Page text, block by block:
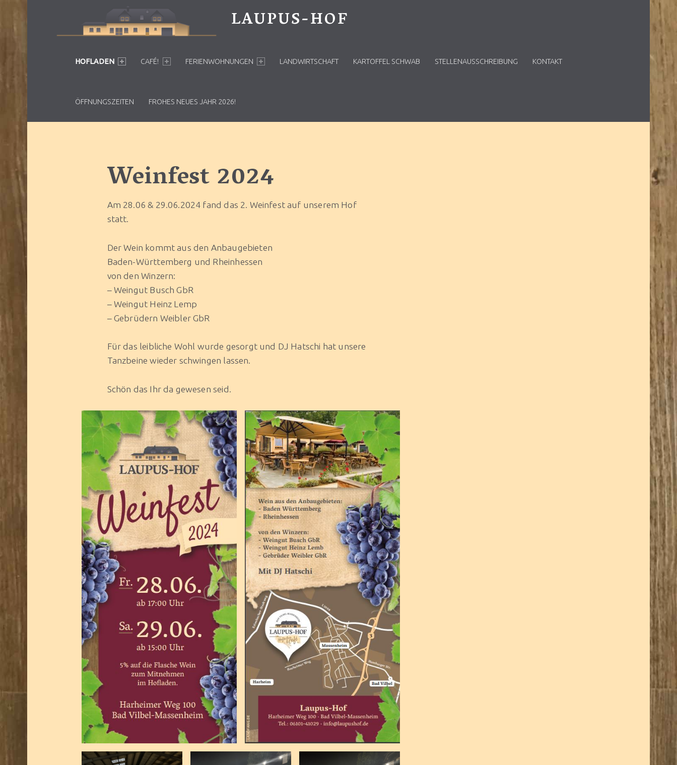
LAUPUS-HOF
Primary Menu
HOFLADEN CAFÉ! FERIENWOHNUNGEN LANDWIRTSCHAFT KARTOFFEL SCHWAB STELLENAUSSCHREIBUNG KONTAKT
ÖFFNUNGSZEITEN FROHES NEUES JAHR 2026!
Weinfest 2024
Am 28.06 & 29.06.2024 fand das 2. Weinfest auf unserem Hof
statt.
Der Wein kommt aus den Anbaugebieten
Baden-Württemberg und Rheinhessen
von den Winzern:
– Weingut Busch GbR
– Weingut Heinz Lemp
– Gebrüdern Weibler GbR
Für das leibliche Wohl wurde gesorgt und DJ Hatschi hat unsere
Tanzbeine wieder schwingen lassen.
Schön das Ihr da gewesen seid.